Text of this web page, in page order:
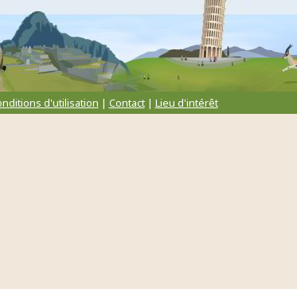
d'utilisation | Contact| Lieu d'intérêt